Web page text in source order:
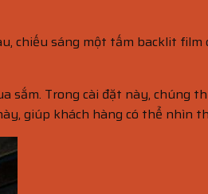
chiếu sáng một tấm backlit
Trong cài đặt này, chúng
giúp khách hàng có thể nhìn